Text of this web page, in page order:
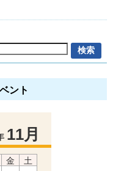
ント
11月
金
土